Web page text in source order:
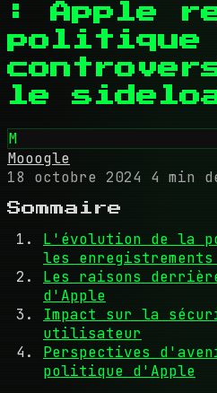
: Apple
politique
le
M
Mooogle
18 octobre 2024 4 min
Sommaire
L'évolution de la
les
Les raisons
d'Apple
Impact sur la
utilisateur
Perspectives
politique d'Apple